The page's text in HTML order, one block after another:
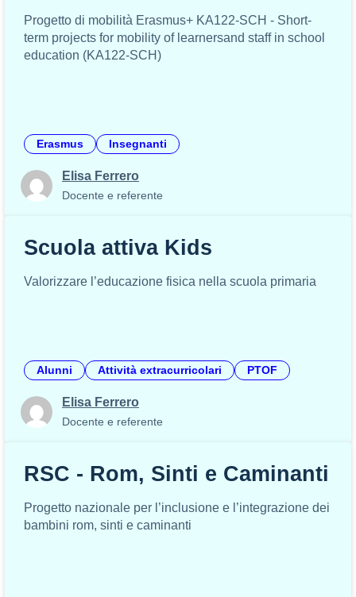
Progetto di mobilità Erasmus+ KA122-SCH - Short-
term projects for mobility of learnersand staff in school
education (KA122-SCH)
Erasmus Insegnanti
Elisa Ferrero
Docente e referente
Scuola attiva Kids
Valorizzare l’educazione fisica nella scuola primaria
Alunni Attività extracurricolari PTOF
Elisa Ferrero
Docente e referente
RSC - Rom, Sinti e Caminanti
Progetto nazionale per l’inclusione e l’integrazione dei
bambini rom, sinti e caminanti